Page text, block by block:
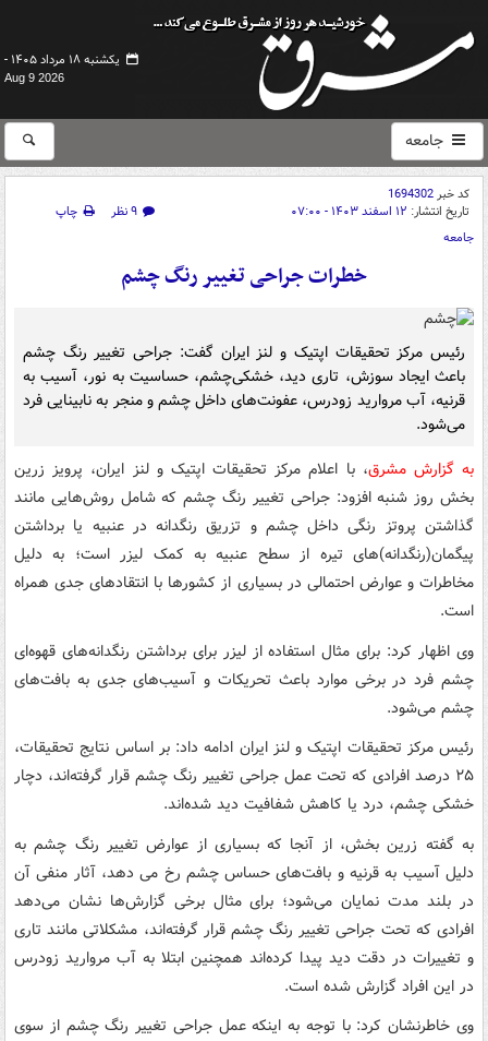
یکشنبه ۱۸ مرداد ۱۴۰۵ -
Aug 9 2026
جامعه
کد خبر1694302
تاریخ انتشار: ۱۲ اسفند ۱۴۰۳ - ۰۷:۰۰ ۹ نظر
چاپ
جامعه
خطرات جراحی تغییر رنگ چشم
رئیس مرکز تحقیقات اپتیک و لنز ایران گفت: جراحی تغییر رنگ چشم
باعث ایجاد سوزش، تاری‌ دید، خشکی‌چشم، حساسیت‌ به نور، آسیب به
قرنیه، آب مروارید زودرس، عفونت‌های داخل چشم و منجر به نابینایی فرد
می‌شود.
به گزارش مشرق، با اعلام مرکز تحقیقات اپتیک و لنز ایران، پرویز زرین
بخش روز شنبه افزود: جراحی تغییر رنگ چشم که شامل روش‌هایی مانند
گذاشتن پروتز رنگی داخل چشم و تزریق رنگدانه در عنبیه یا برداشتن
پیگمان(رنگدانه)های تیره از سطح عنبیه‌ به کمک لیزر است؛ به دلیل
مخاطرات و عوارض احتمالی‌ در بسیاری از کشورها با انتقادهای جدی همراه
است.
وی اظهار کرد: برای مثال استفاده از لیزر برای برداشتن رنگدانه‌های قهوه‌ای
چشم فرد در برخی موارد باعث تحریکات و آسیب‌های جدی به بافت‌های
چشم می‌شود.
رئیس مرکز تحقیقات اپتیک و لنز ایران ادامه داد: بر اساس نتایج تحقیقات،
۲۵ درصد افرادی که تحت عمل جراحی تغییر رنگ چشم قرار گرفته‌اند، دچار
خشکی چشم، درد یا کاهش شفافیت دید شده‌اند.
به گفته زرین بخش، از آنجا که بسیاری از عوارض تغییر رنگ چشم به
دلیل آسیب به قرنیه و بافت‌های حساس چشم رخ می دهد، آثار منفی آن
در بلند مدت نمایان می‌شود؛ برای مثال برخی گزارش‌ها نشان می‌دهد
افرادی که تحت جراحی تغییر رنگ چشم قرار گرفته‌اند، مشکلاتی مانند تاری
و تغییرات در دقت دید پیدا کرده‌اند همچنین ابتلا به آب مروارید زودرس
در این افراد گزارش شده است.
وی خاطرنشان کرد: با توجه به اینکه عمل جراحی تغییر رنگ چشم از سوی